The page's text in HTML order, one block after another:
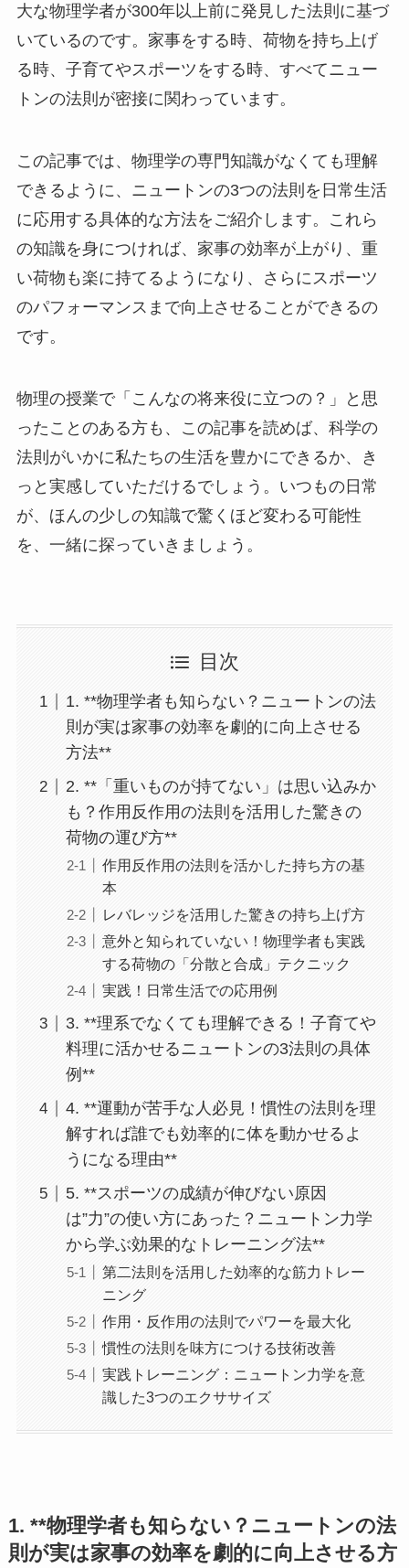
大な物理学者が300年以上前に発見した法則に基づ
いているのです。家事をする時、荷物を持ち上げ
る時、子育てやスポーツをする時、すべてニュー
トンの法則が密接に関わっています。
この記事では、物理学の専門知識がなくても理解
できるように、ニュートンの3つの法則を日常生活
に応用する具体的な方法をご紹介します。これら
の知識を身につければ、家事の効率が上がり、重
い荷物も楽に持てるようになり、さらにスポーツ
のパフォーマンスまで向上させることができるの
です。
物理の授業で「こんなの将来役に立つの？」と思
ったことのある方も、この記事を読めば、科学の
法則がいかに私たちの生活を豊かにできるか、き
っと実感していただけるでしょう。いつもの日常
が、ほんの少しの知識で驚くほど変わる可能性
を、一緒に探っていきましょう。
目次
1. **物理学者も知らない？ニュートンの法
則が実は家事の効率を劇的に向上させる
方法**
2. **「重いものが持てない」は思い込みか
も？作用反作用の法則を活用した驚きの
荷物の運び方**
作用反作用の法則を活かした持ち方の基
本
レバレッジを活用した驚きの持ち上げ方
意外と知られていない！物理学者も実践
する荷物の「分散と合成」テクニック
実践！日常生活での応用例
3. **理系でなくても理解できる！子育てや
料理に活かせるニュートンの3法則の具体
例**
4. **運動が苦手な人必見！慣性の法則を理
解すれば誰でも効率的に体を動かせるよ
うになる理由**
5. **スポーツの成績が伸びない原因
は”力”の使い方にあった？ニュートン力学
から学ぶ効果的なトレーニング法**
第二法則を活用した効率的な筋力トレー
ニング
作用・反作用の法則でパワーを最大化
慣性の法則を味方につける技術改善
実践トレーニング：ニュートン力学を意
識した3つのエクササイズ
1. **物理学者も知らない？ニュートンの法
則が実は家事の効率を劇的に向上させる方